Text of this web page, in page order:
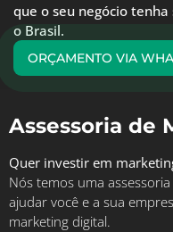
que o seu negócio
o Brasil.
ORÇAMENTO VIA
Assessoria de
Quer investir em
Nós temos uma
ajudar você e a sua
marketing digital.